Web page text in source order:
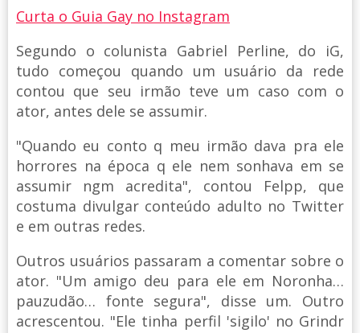
Curta o Guia Gay no Instagram
Segundo o colunista Gabriel Perline, do iG,
tudo começou quando um usuário da rede
contou que seu irmão teve um caso com o
ator, antes dele se assumir.
"Quando eu conto q meu irmão dava pra ele
horrores na época q ele nem sonhava em se
assumir ngm acredita", contou Felpp, que
costuma divulgar conteúdo adulto no Twitter
e em outras redes.
Outros usuários passaram a comentar sobre o
ator. "Um amigo deu para ele em Noronha…
pauzudão… fonte segura", disse um. Outro
acrescentou. "Ele tinha perfil 'sigilo' no Grindr